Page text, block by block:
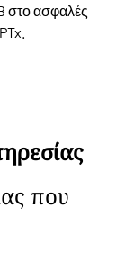
στο ασφαλές
που